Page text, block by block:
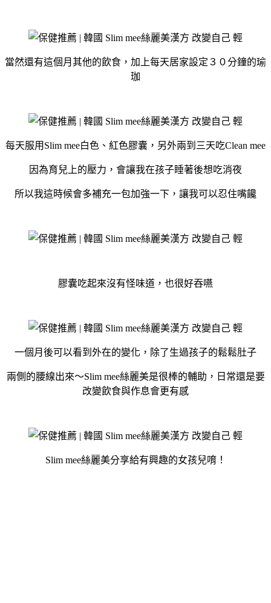
當然還有這個月其他的飲食，加上每天居家設定３０分鐘的瑜
珈
每天服用Slim mee白色、紅色膠囊，另外兩到三天吃Clean mee
因為育兒上的壓力，會讓我在孩子睡著後想吃消夜
所以我這時候會多補充一包加強一下，讓我可以忍住嘴饞
膠囊吃起來沒有怪味道，也很好吞嚥
一個月後可以看到外在的變化，除了生過孩子的鬆鬆肚子
兩側的腰線出來～Slim mee絲麗美是很棒的輔助，日常還是要
改變飲食與作息會更有感
Slim mee絲麗美分享給有興趣的女孩兒唷！